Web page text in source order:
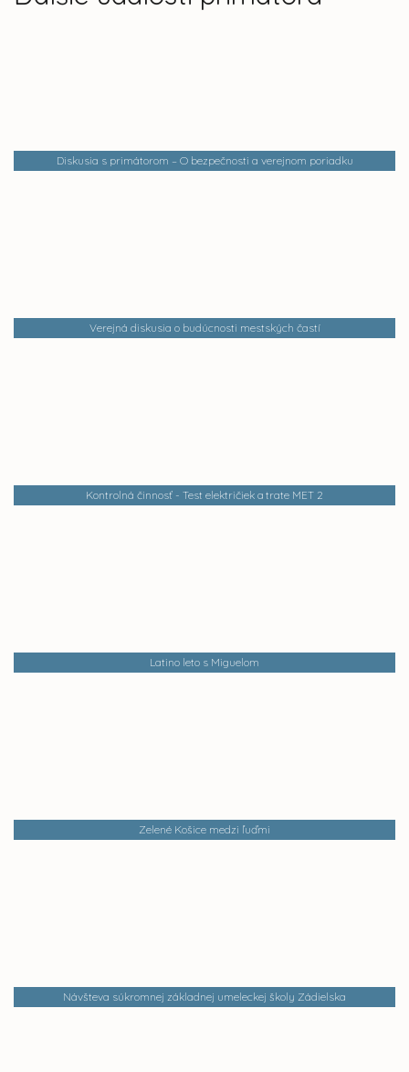
Diskusia s primátorom – O bezpečnosti a verejnom poriadku
Verejná diskusia o budúcnosti mestských častí
Kontrolná činnosť - Test električiek a trate MET 2
Latino leto s Miguelom
Zelené Košice medzi ľuďmi
Návšteva súkromnej základnej umeleckej školy Zádielska